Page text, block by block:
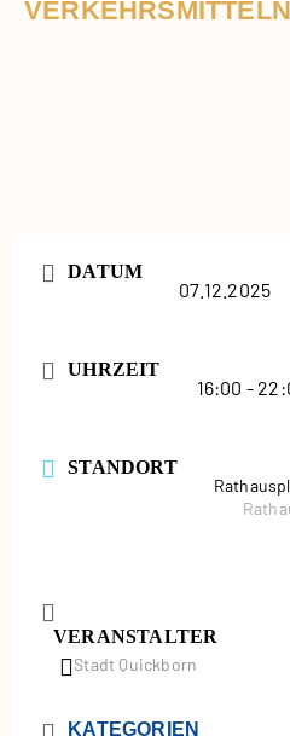
VERKEHRSMITTELN
DATUM
07.12.2025
UHRZEIT
16:00 -
STANDORT
VERANSTALTER
Stadt Quickborn
KATEGORIEN